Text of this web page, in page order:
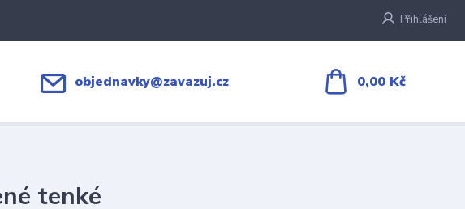
Přihlášení
objednavky@zavazuj.cz 0,00 Kč
tenké